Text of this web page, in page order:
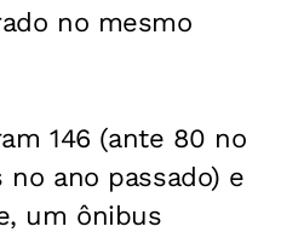
no mesmo
146 (ante 80 no
ano passado) e
um ônibus